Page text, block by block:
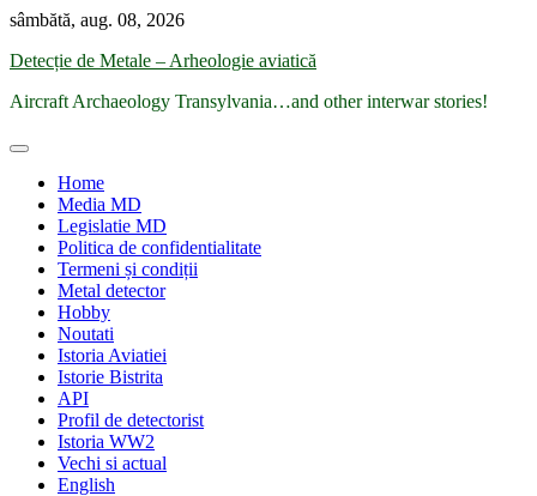
Skip
content
sâmbătă, aug. 08, 2026
Detecție de Metale – Arheologie aviatică
Aircraft Archaeology Transylvania…and other interwar stories!
Home
Media MD
Legislatie MD
Politica de confidentialitate
Termeni și condiții
Metal detector
Hobby
Noutati
Istoria Aviatiei
Istorie Bistrita
API
Profil de detectorist
Istoria WW2
Vechi si actual
English